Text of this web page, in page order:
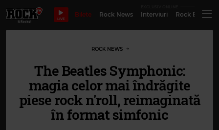
LIVE
Bilete Rock News Interviuri Rock
ROCK NEWS
The Beatles Symphonic:
magia celor mai îndrăgite
piese rock n'roll, reimaginată
în format simfonic